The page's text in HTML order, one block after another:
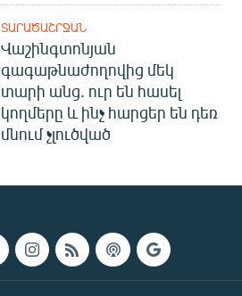
ՏԱՐԱԾԱՇՐՋԱՆ
Վաշինգտոնյան
գագաթնաժողովից մեկ
տարի անց. ուր են հասել
կողմերը և ինչ հարցեր են դեռ
մնում չլուծված